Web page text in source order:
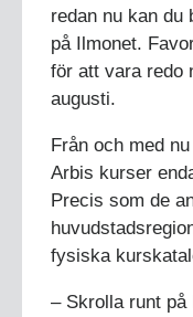
redan nu kan du
på Ilmonet.
för att vara redo
augusti.
Från och med
Arbis kurser
Precis som de
fysiska
– Skrolla runt på